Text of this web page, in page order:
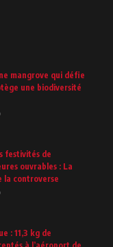
mangrove qui défie
une biodiversité
festivités de
ouvrables : La
la controverse
: 11,3 kg de